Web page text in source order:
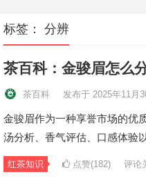
标签： 分辨
茶百科：金骏眉怎么
茶百科 发布于 2025年11月
金骏眉作为一种享誉市场的优
汤分析、香气评估、口感体验
红茶知识 点赞(182) 评论